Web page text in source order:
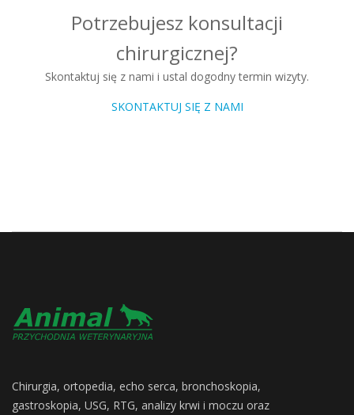
Potrzebujesz konsultacji
chirurgicznej?
Skontaktuj się z nami i ustal dogodny termin wizyty.
SKONTAKTUJ SIĘ Z NAMI
Chirurgia, ortopedia, echo serca, bronchoskopia,
gastroskopia, USG, RTG, analizy krwi i moczu oraz